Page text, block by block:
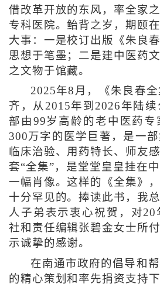
借改革开放的东风，率全家
专科医院。鲐背之岁，期颐
大事：一是校订出版《朱良
思想于笔墨；二是建中医药
之文物于馆藏。
2025年8月，《朱良春
齐，从2015年到2026年陆
部由99岁高龄的老中医药
300万字的医学巨著，是一部
临床治验、用药特长、师友
套“全集”，是堂堂皇皇挂在
一幅肖像。这样的《全集》
十分罕见的。捧读此书，我
人子弟表示衷心祝贺，对
社和责任编辑张碧金女士所
示诚挚的感谢。
在南通市政府的倡导和
的精心策划和率先捐资支持